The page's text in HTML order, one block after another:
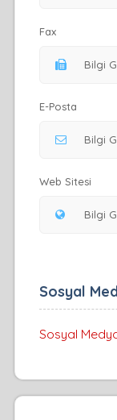
Fax
E-Posta
Web Sitesi
Sosyal
Sosyal